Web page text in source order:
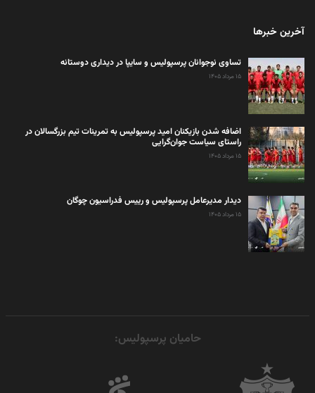
آخرین خبرها
تساوی نوجوانان پرسپولیس و سایپا در دیداری دوستانه
۱۵ مرداد ۱۴۰۵
اضافه شدن بازیکنان امید پرسپولیس به تمرینات تیم بزرگسالان در
راستای سیاست جوان‌گرایی
۱۵ مرداد ۱۴۰۵
دیدار مدیرعامل پرسپولیس و رییس فدراسیون چوگان
۱۵ مرداد ۱۴۰۵
حامیان پرسپولیس: